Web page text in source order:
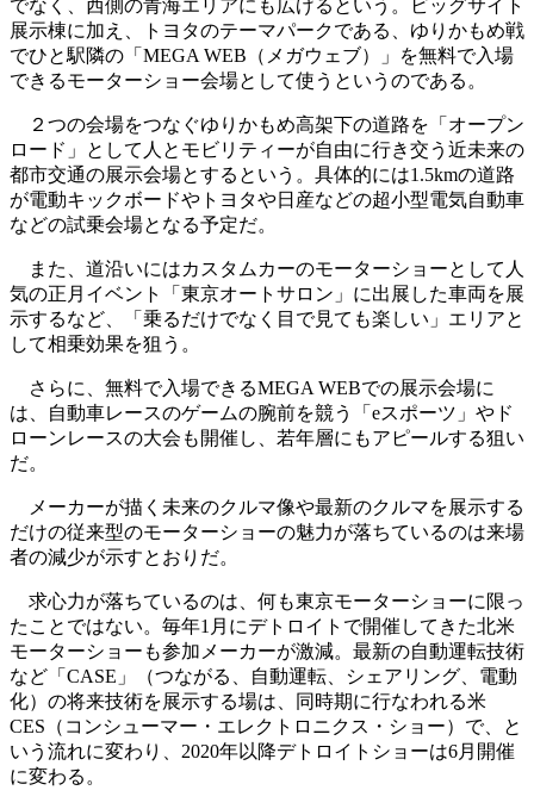
でなく、西側の青海エリアにも広げるという。ビッグサイト
展示棟に加え、トヨタのテーマパークである、ゆりかもめ戦
でひと駅隣の「MEGA WEB（メガウェブ）」を無料で入場
できるモーターショー会場として使うというのである。
２つの会場をつなぐゆりかもめ高架下の道路を「オープン
ロード」として人とモビリティーが自由に行き交う近未来の
都市交通の展示会場とするという。具体的には1.5kmの道路
が電動キックボードやトヨタや日産などの超小型電気自動車
などの試乗会場となる予定だ。
また、道沿いにはカスタムカーのモーターショーとして人
気の正月イベント「東京オートサロン」に出展した車両を展
示するなど、「乗るだけでなく目で見ても楽しい」エリアと
して相乗効果を狙う。
さらに、無料で入場できるMEGA WEBでの展示会場に
は、自動車レースのゲームの腕前を競う「eスポーツ」やド
ローンレースの大会も開催し、若年層にもアピールする狙い
だ。
メーカーが描く未来のクルマ像や最新のクルマを展示する
だけの従来型のモーターショーの魅力が落ちているのは来場
者の減少が示すとおりだ。
求心力が落ちているのは、何も東京モーターショーに限っ
たことではない。毎年1月にデトロイトで開催してきた北米
モーターショーも参加メーカーが激減。最新の自動運転技術
など「CASE」（つながる、自動運転、シェアリング、電動
化）の将来技術を展示する場は、同時期に行なわれる米
CES（コンシューマー・エレクトロニクス・ショー）で、と
いう流れに変わり、2020年以降デトロイトショーは6月開催
に変わる。